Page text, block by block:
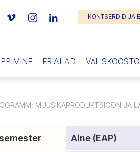
KONTSERDID JA
ERIALAD
MUUSIKAPRODUKTSIOON JA
Aine (EAP)